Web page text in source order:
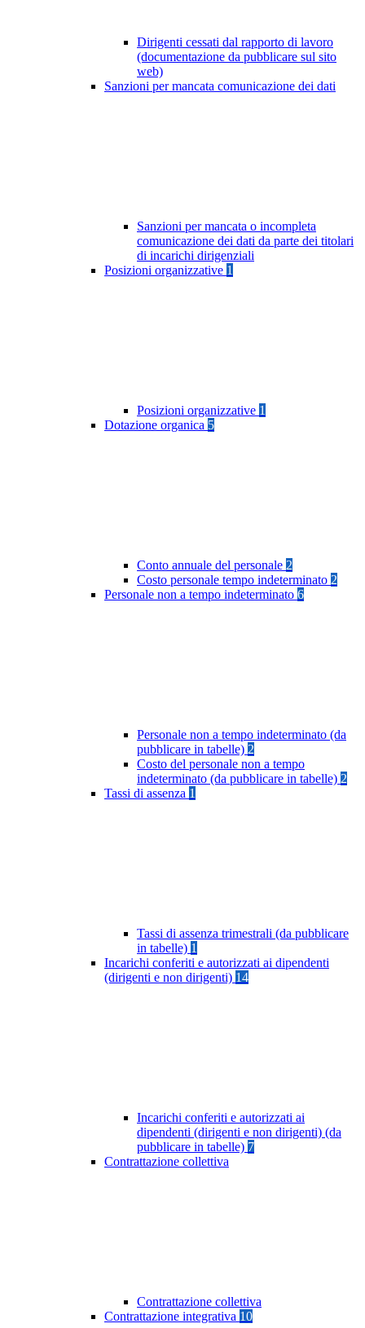
Dirigenti cessati dal rapporto di lavoro
(documentazione da pubblicare sul sito
web)
Sanzioni per mancata comunicazione dei dati
Sanzioni per mancata o incompleta
comunicazione dei dati da parte dei titolari
di incarichi dirigenziali
Posizioni organizzative 1
Posizioni organizzative 1
Dotazione organica 5
Conto annuale del personale 2
Costo personale tempo indeterminato 2
Personale non a tempo indeterminato 6
Personale non a tempo indeterminato (da
pubblicare in tabelle) 2
Costo del personale non a tempo
indeterminato (da pubblicare in tabelle) 2
Tassi di assenza 1
Tassi di assenza trimestrali (da pubblicare
in tabelle) 1
Incarichi conferiti e autorizzati ai dipendenti
(dirigenti e non dirigenti) 14
Incarichi conferiti e autorizzati ai
dipendenti (dirigenti e non dirigenti) (da
pubblicare in tabelle) 7
Contrattazione collettiva
Contrattazione collettiva
Contrattazione integrativa 10